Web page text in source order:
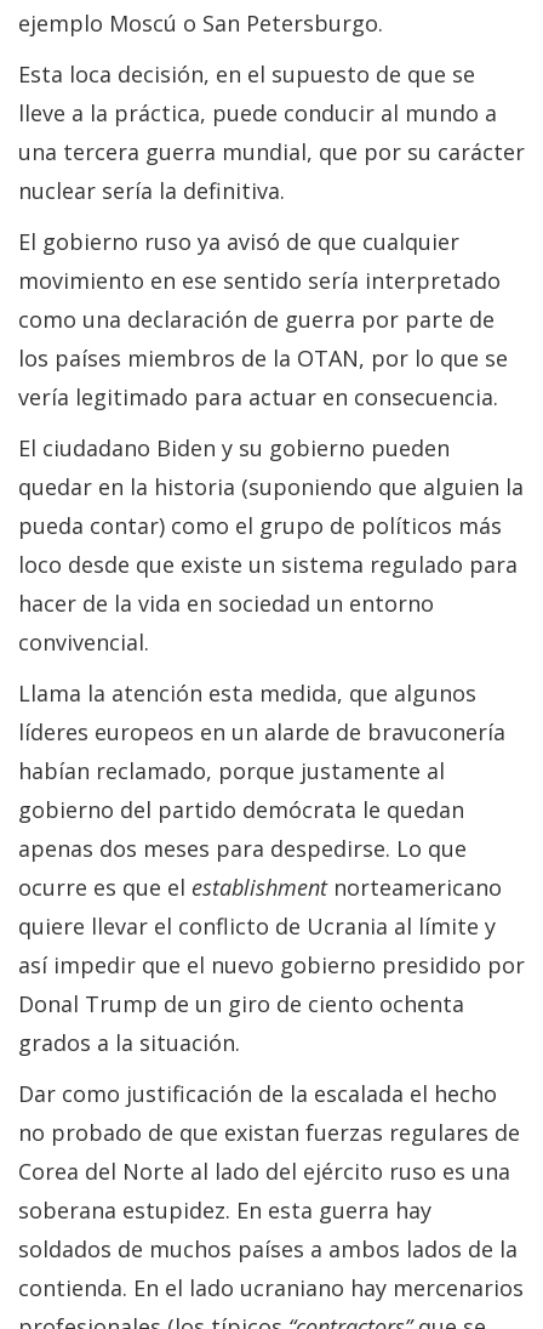
ejemplo Moscú o San Petersburgo.
Esta loca decisión, en el supuesto de que se
lleve a la práctica, puede conducir al mundo a
una tercera guerra mundial, que por su carácter
nuclear sería la definitiva.
El gobierno ruso ya avisó de que cualquier
movimiento en ese sentido sería interpretado
como una declaración de guerra por parte de
los países miembros de la OTAN, por lo que se
vería legitimado para actuar en consecuencia.
El ciudadano Biden y su gobierno pueden
quedar en la historia (suponiendo que alguien la
pueda contar) como el grupo de políticos más
loco desde que existe un sistema regulado para
hacer de la vida en sociedad un entorno
convivencial.
Llama la atención esta medida, que algunos
líderes europeos en un alarde de bravuconería
habían reclamado, porque justamente al
gobierno del partido demócrata le quedan
apenas dos meses para despedirse. Lo que
ocurre es que el establishmentnorteamericano
quiere llevar el conflicto de Ucrania al límite y
así impedir que el nuevo gobierno presidido por
Donal Trump de un giro de ciento ochenta
grados a la situación.
Dar como justificación de la escalada el hecho
no probado de que existan fuerzas regulares de
Corea del Norte al lado del ejército ruso es una
soberana estupidez. En esta guerra hay
soldados de muchos países a ambos lados de la
contienda. En el lado ucraniano hay mercenarios